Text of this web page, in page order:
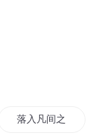
落入凡间之女神